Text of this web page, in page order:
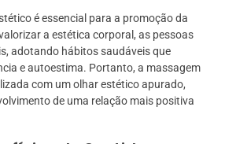
é essencial para a promoção da
a estética corporal, as pessoas
adotando hábitos saudáveis que
e autoestima. Portanto, a massagem
com um olhar estético apurado,
de uma relação mais positiva